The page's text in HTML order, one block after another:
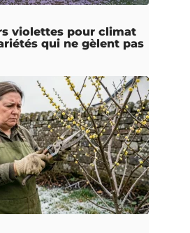
violettes pour climat
qui ne gèlent pas